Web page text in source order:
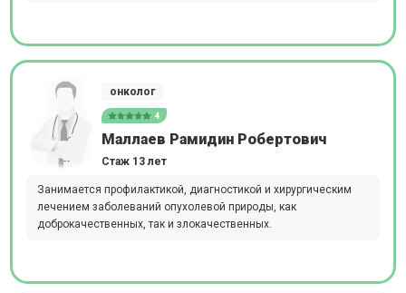
онколог
4
Маллаев Рамидин Робертович
Стаж 13 лет
Занимается профилактикой, диагностикой и хирургическим
лечением заболеваний опухолевой природы, как
доброкачественных, так и злокачественных.